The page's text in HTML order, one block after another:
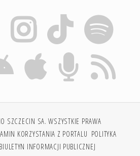
SZCZECIN SA. WSZYSTKIE PRAWA
KORZYSTANIA Z PORTALU POLITYKA
BIULETYN INFORMACJI PUBLICZNEJ